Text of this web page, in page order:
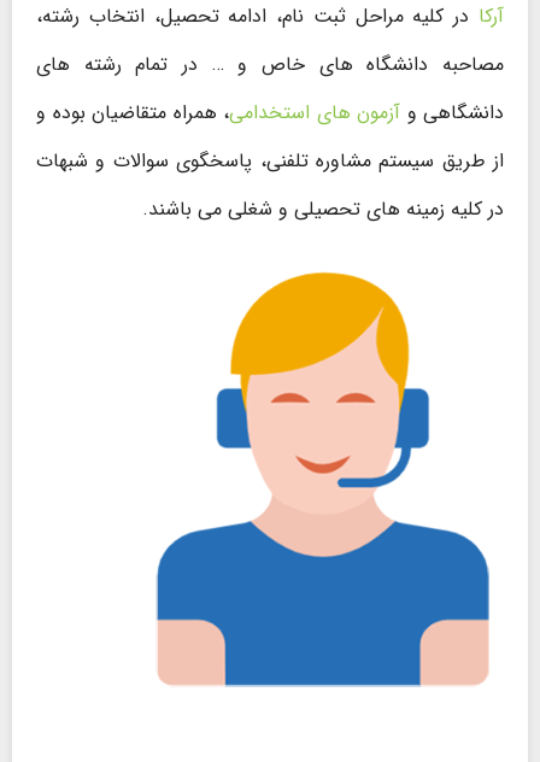
آرکا در کلیه مراحل ثبت نام، ادامه تحصیل، انتخاب رشته،
مصاحبه دانشگاه های خاص و … در تمام رشته های
دانشگاهی و آزمون های استخدامی، همراه متقاضیان بوده و
از طریق سیستم مشاوره تلفنی، پاسخگوی سوالات و شبهات
در کلیه زمینه های تحصیلی و شغلی می باشند.